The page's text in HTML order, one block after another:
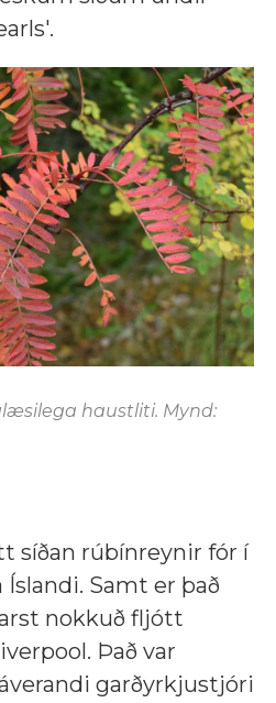
haustliti. Mynd:
síðan rúbínreynir fór í
Samt er það
nokkuð fljótt
Það var
garðyrkjustjóri